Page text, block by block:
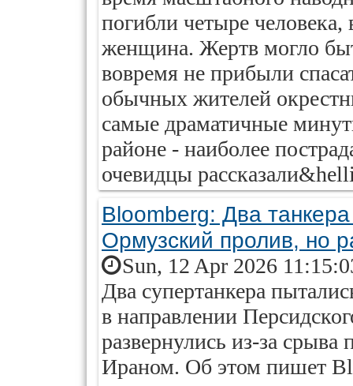
погибли четыре
женщина. Жертв могло
вовремя не прибыли
обычных жителей
самые драматичные
районе - наиболее
очевидцы
Bloomberg: Два
Ормузский пролив, но
Sun, 12 Apr 2026
Два супертанкера
в направлении
развернулись из-за
Ираном. Об этом пишет